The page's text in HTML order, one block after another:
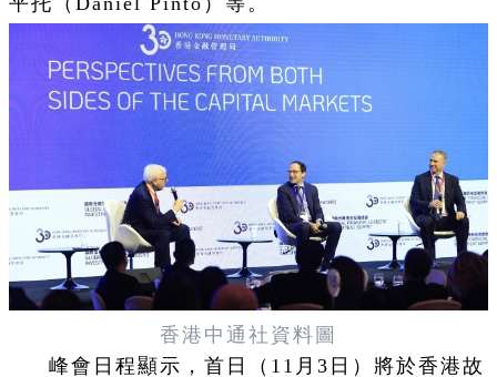
香港中通社資料圖
峰會日程顯示，首日（11月3日）將於香港故